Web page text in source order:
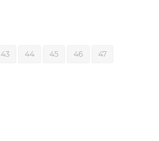
43 44 45 46 47